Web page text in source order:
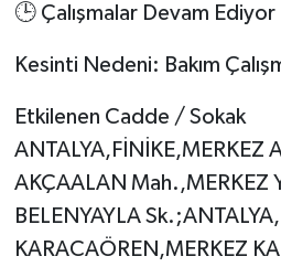
🕒 Çalışmalar Devam Ediyor
Kesinti Nedeni: Bakım
Etkilenen Cadde / Sokak
ANTALYA,FİNİKE,MERKEZ
AKÇAALAN Mah.,MERKEZ
BELENYAYLA
KARACAÖREN,MERKEZ